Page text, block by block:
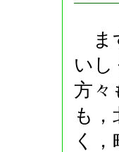
ま
いし
方々
も
く